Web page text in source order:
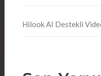
Hilook AI Destekli